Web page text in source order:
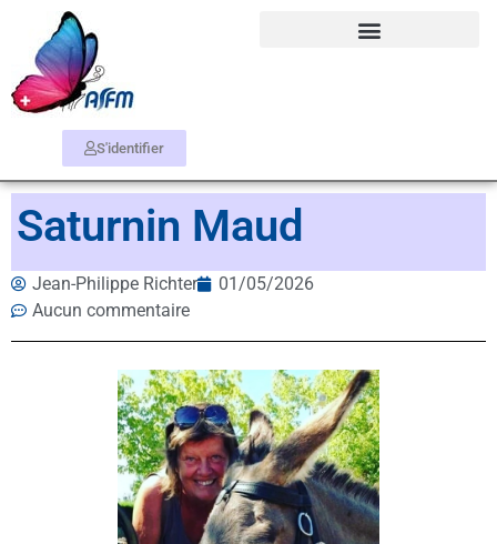
S'identifier
Saturnin Maud
Jean-Philippe Richter
01/05/2026
Aucun commentaire